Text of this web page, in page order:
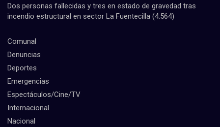
Dos personas fallecidas y tres en estado de gravedad tras
incendio estructural en sector La Fuentecilla (4.564)
Comunal
Denuncias
Deportes
Emergencias
Espectáculos/Cine/TV
Internacional
Nacional